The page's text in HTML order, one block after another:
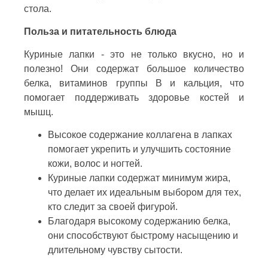
стола.
Польза и питательность блюда
Куриные лапки - это не только вкусно, но и
полезно! Они содержат большое количество
белка, витаминов группы В и кальция, что
помогает поддерживать здоровье костей и
мышц.
Высокое содержание коллагена в лапках
помогает укрепить и улучшить состояние
кожи, волос и ногтей.
Куриные лапки содержат минимум жира,
что делает их идеальным выбором для тех,
кто следит за своей фигурой.
Благодаря высокому содержанию белка,
они способствуют быстрому насыщению и
длительному чувству сытости.